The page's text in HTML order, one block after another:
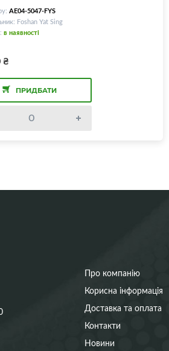
AE04-5047-FYS
Foshan Yat Sing
в наявності
₴
ПРИДБАТИ
Про компанію
Корисна інформація
Доставка та оплата
Контакти
Новини